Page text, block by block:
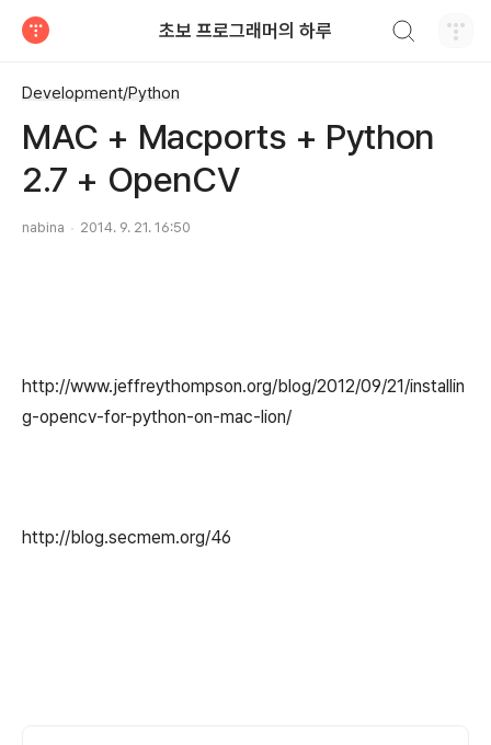
초보 프로그래머의 하루
Development/Python
MAC + Macports + Python
2.7 + OpenCV
nabina 2014. 9. 21. 16:50
http://www.jeffreythompson.org/blog/2012/09/21/installin
g-opencv-for-python-on-mac-lion/
http://blog.secmem.org/46